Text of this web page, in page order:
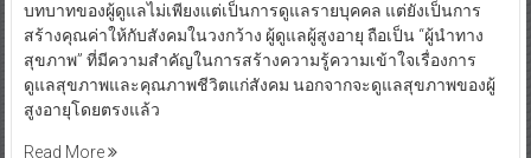
บทบาทของผู้ดูแลไม่เพียงแต่เป็นการดูแลรายบุคคล แต่ยังเป็นการ
สร้างคุณค่าให้กับสังคมในวงกว้าง ผู้ดูแลผู้สูงอายุ ถือเป็น “ผู้นำทาง
สุขภาพ” ที่มีความสำคัญในการสร้างความรู้ความเข้าใจเรื่องการ
ดูแลสุขภาพและคุณภาพชีวิตแก่สังคม นอกจากจะดูแลสุขภาพของผู้
สูงอายุโดยตรงแล้ว
Read More